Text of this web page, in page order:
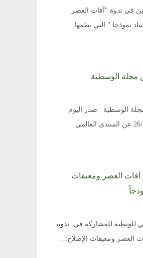
في ندوة "آفات العصر
نموذجا " التي نظمها
(48) من مجلة الوسطية صدر اليوم
الأحد، الموافق 26/7/2026 عن المنتدى العالمي
العصر ومعيقات
للويطية للمشاركة في ندوة
العصر ومعيقات الإصلاح:...